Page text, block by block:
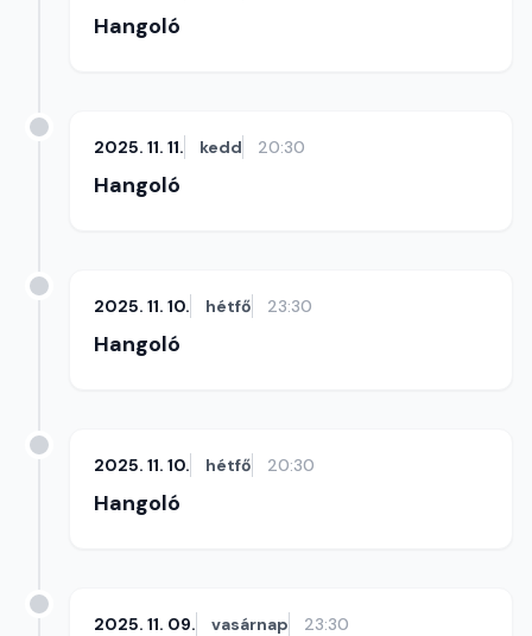
Hangoló
2025. 11. 11. kedd 20:30
Hangoló
2025. 11. 10. hétfő 23:30
Hangoló
2025. 11. 10. hétfő 20:30
Hangoló
2025. 11. 09. vasárnap 23:30